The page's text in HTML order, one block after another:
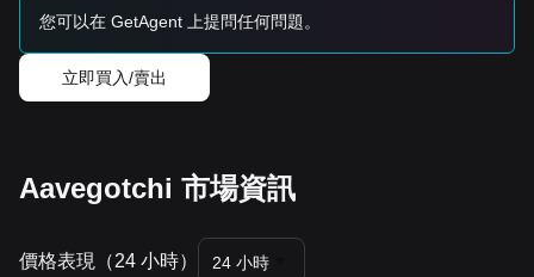
構，價格波動率仍高，約為 11%。市場情緒目前特徵為
市場展望
如果 GHST 成功突破
$0.0457
分析師們的普遍共識是，雖然 GHST 面臨顯著的下跌壓力且交
易在大級別移動平均線之下，但它目前處於
波動復甦
您可以在 GetAgent 上提問任何問題。
立即買入/賣出
Aavegotchi 市場資訊
價格表現（24 小時） 24 小時